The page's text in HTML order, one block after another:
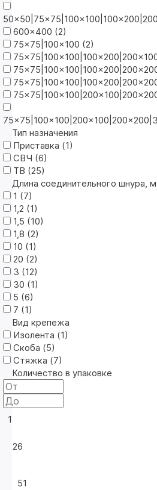
600x400 (2)
75x75|100x100 (2)
Тип назначения
Приставка (1)
СВЧ (6)
ТВ (25)
Длина соединительного шнура, м
1 (7)
1,2 (1)
1,5 (10)
1,8 (2)
10 (1)
20 (2)
3 (12)
30 (1)
5 (6)
7 (1)
Вид крепежа
Изолента (1)
Скоба (5)
Стяжка (7)
Количество в упаковке
1
26
51